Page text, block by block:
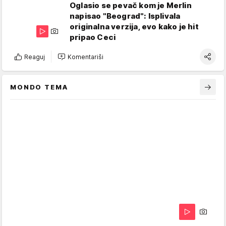
Oglasio se pevač kom je Merlin
napisao "Beograd": Isplivala
originalna verzija, evo kako je hit
pripao Ceci
Reaguj Komentariši
MONDO TEMA